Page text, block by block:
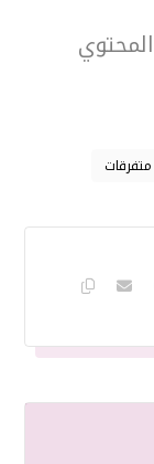
متفرقات